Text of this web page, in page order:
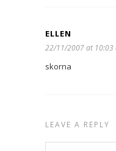
ELLEN
22/11/2007 at 10:03
skorna
LEAVE A REPLY